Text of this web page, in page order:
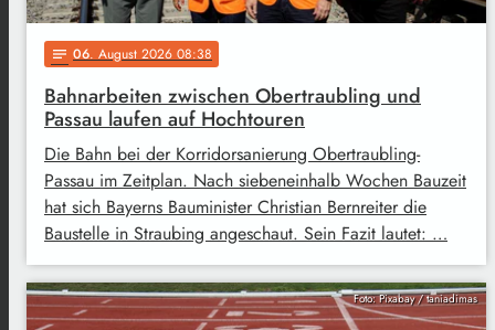
notes 06. August 2026 08:38
Bahnarbeiten zwischen Obertraubling und
Passau laufen auf Hochtouren
Die Bahn bei der Korridorsanierung Obertraubling-
Passau im Zeitplan. Nach siebeneinhalb Wochen Bauzeit
hat sich Bayerns Bauminister Christian Bernreiter die
Baustelle in Straubing angeschaut. Sein Fazit lautet: …
Foto: Pixabay / taniadimas